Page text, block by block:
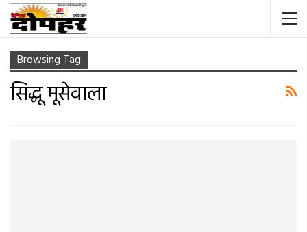
Browsing Tag
सिद्धू मूसेवाला